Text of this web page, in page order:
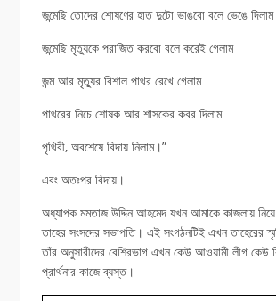
জন্মেছি তোদের শোষণের হাত দুটো ভাঙবো বলে ভেঙে দিলাম
জন্মেছি মৃত্যুকে পরাজিত করবো বলে করেই গেলাম
জন্ম আর মৃত্যুর বিশাল পাথর রেখে গেলাম
পাথরের নিচে শোষক আর শাসকের কবর দিলাম
পৃথিবী, অবশেষে বিদায় নিলাম।”
এবং অতঃপর বিদায়।
অধ্যাপক মমতাজ উদ্দিন আহমেদ যখন আমাকে কাজলায়
তাহের সংসদের সভাপতি। এই সংগঠনটিই এখন তাহেরের
তাঁর অনুসারীদের বেশিরভাগ এখন কেউ আওয়ামী লীগ কেউ
প্রার্থনার কাজে ব্যস্ত।